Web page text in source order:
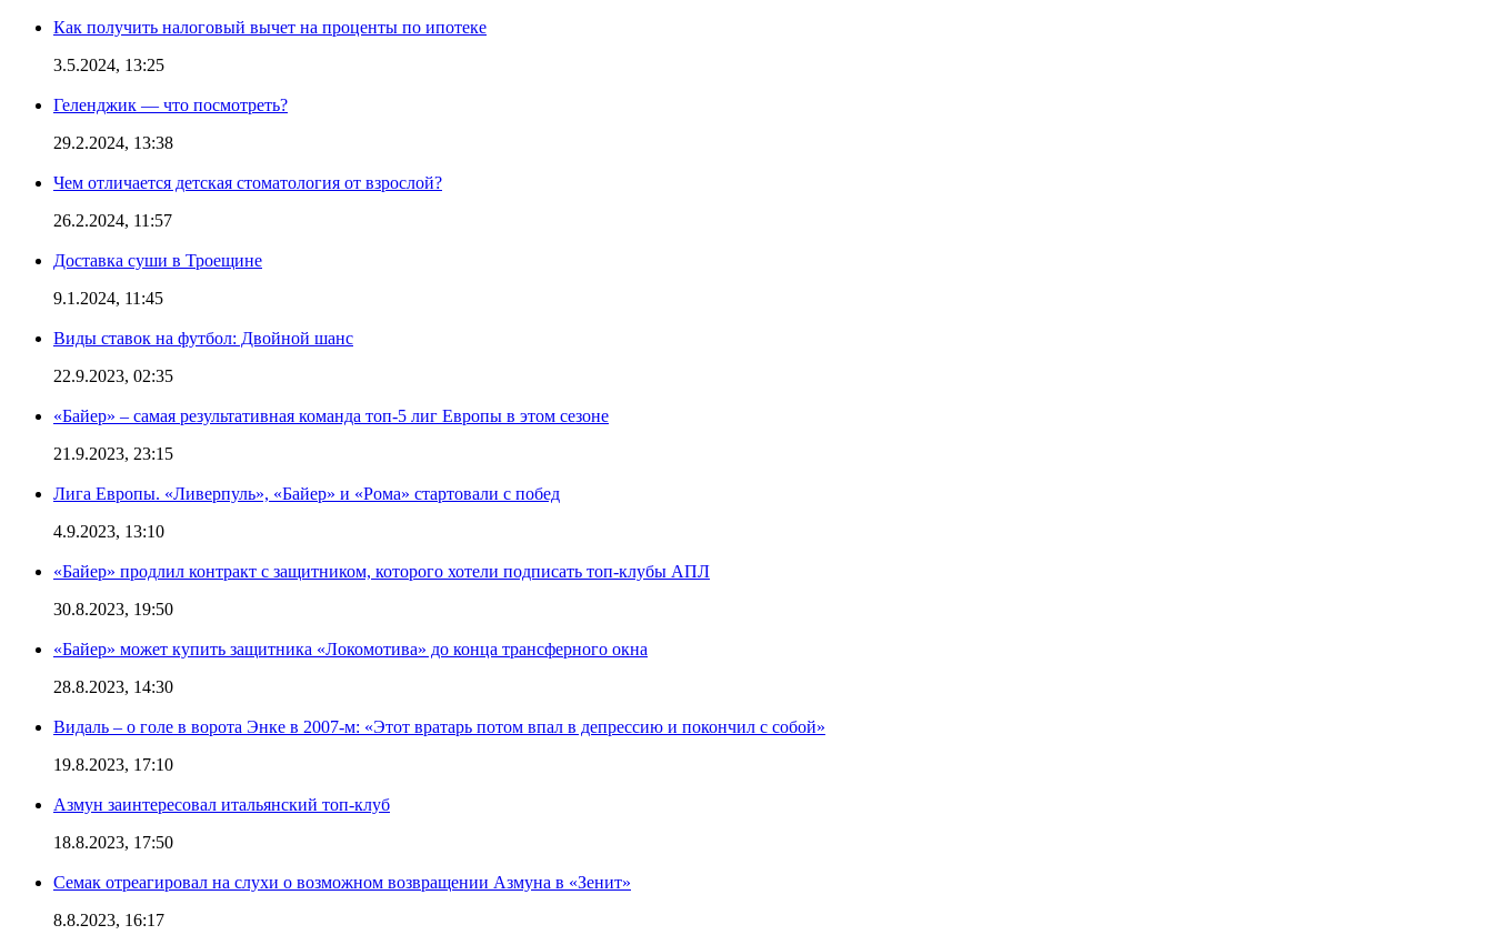
Как получить налоговый вычет на проценты по ипотеке
3.5.2024, 13:25
Геленджик — что посмотреть?
29.2.2024, 13:38
Чем отличается детская стоматология от взрослой?
26.2.2024, 11:57
Доставка суши в Троещине
9.1.2024, 11:45
Виды ставок на футбол: Двойной шанс
22.9.2023, 02:35
«Байер» – самая результативная команда топ-5 лиг Европы в этом сезоне
21.9.2023, 23:15
Лига Европы. «Ливерпуль», «Байер» и «Рома» стартовали с побед
4.9.2023, 13:10
«Байер» продлил контракт с защитником, которого хотели подписать топ-клубы АПЛ
30.8.2023, 19:50
«Байер» может купить защитника «Локомотива» до конца трансферного окна
28.8.2023, 14:30
Видаль – о голе в ворота Энке в 2007-м: «Этот вратарь потом впал в депрессию и покончил с собой»
19.8.2023, 17:10
Азмун заинтересовал итальянский топ-клуб
18.8.2023, 17:50
Семак отреагировал на слухи о возможном возвращении Азмуна в «Зенит»
8.8.2023, 16:17